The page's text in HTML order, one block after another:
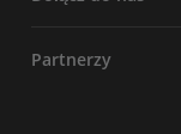
Partnerzy